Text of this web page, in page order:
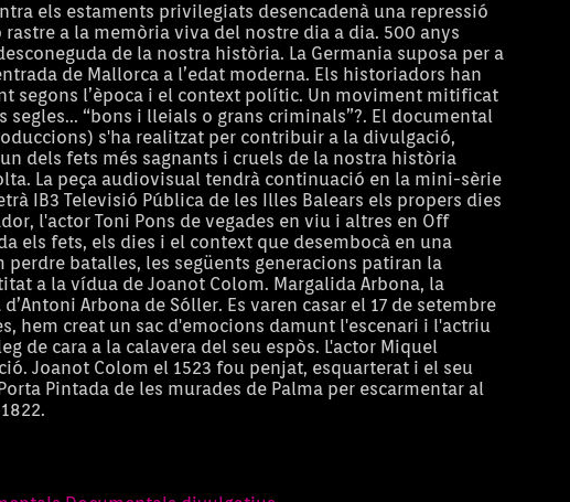
els estaments privilegiats desencadenà una repressió
a la memòria viva del nostre dia a dia. 500 anys
de la nostra història. La Germania suposa per a
de Mallorca a l’edat moderna. Els historiadors han
segons l’època i el context polític. Un moviment mitificat
“bons i lleials o grans criminals”?. El documental
s'ha realitzat per contribuir a la divulgació,
dels fets més sagnants i cruels de la nostra història
La peça audiovisual tendrà continuació en la mini-sèrie
IB3 Televisió Pública de les Illes Balears els propers dies
l'actor Toni Pons de vegades en viu i altres en Off
els fets, els dies i el context que desembocà en una
perdre batalles, les següents generacions patiran la
a la vídua de Joanot Colom. Margalida Arbona, la
Arbona de Sóller. Es varen casar el 17 de setembre
hem creat un sac d'emocions damunt l'escenari i l'actriu
de cara a la calavera del seu espòs. L'actor Miquel
Joanot Colom el 1523 fou penjat, esquarterat i el seu
Pintada de les murades de Palma per escarmentar al